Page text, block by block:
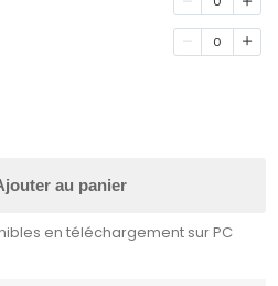
0
au panier
en téléchargement sur PC